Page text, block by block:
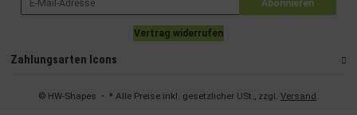
Abonnieren
Vertrag widerrufen
Zahlungsarten Icons
© HW-Shapes • * Alle Preise inkl. gesetzlicher USt., zzgl. Versand.
Verwendung genauer Standortdaten
Endgeräteeigenschaften zur Identifikation aktiv abfragen